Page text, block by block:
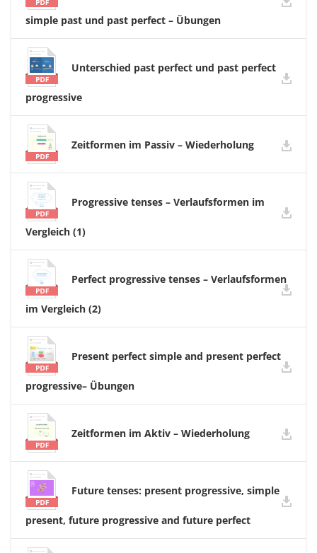
simple past und past perfect – Übungen
Unterschied past perfect und past perfect
progressive
Zeitformen im Passiv – Wiederholung
Progressive tenses – Verlaufsformen im
Vergleich (1)
Perfect progressive tenses – Verlaufsformen
im Vergleich (2)
Present perfect simple and present perfect
progressive– Übungen
Zeitformen im Aktiv – Wiederholung
Future tenses: present progressive, simple
present, future progressive and future perfect